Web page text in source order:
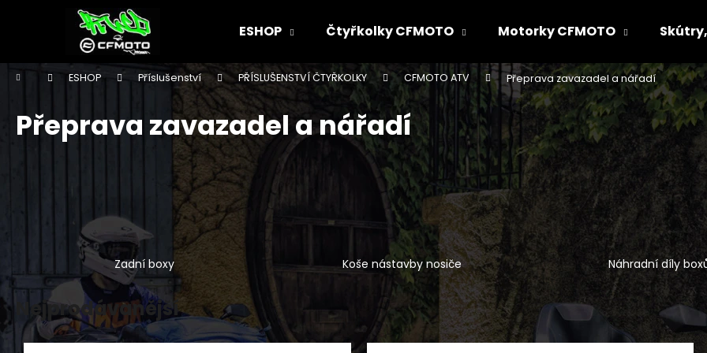
ESHOP Čtyřkolky CFMOTO Motorky CFMOTO
Domů ESHOP Příslušenství PŘÍSLUŠENSTVÍ ČTYŘKOLKY CFMOTO ATV Přeprava zavazadel a nářadí
Přeprava zavazadel a nářadí
Zadní boxy Koše nástavby nosiče Náhradní díly
Nejprodávanější
í
Zpět
do
obchodu
Zpět
do
obchodu
Co potřebujete najít?
HLEDAT
Doporučujeme